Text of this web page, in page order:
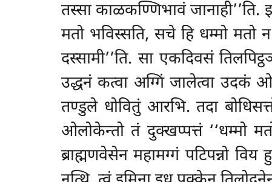
तस्सा काळकण्णिभावं जानाही’’ति.
मतो भविस्सति, सचे हि धम्मो मतो
दस्सामी’’ति. सा एकदिवसं
उद्धनं कत्वा अग्गिं जालेत्वा उदकं
तण्डुले धोवितुं आरभि. तदा
ओलोकेन्तो तं दुक्खप्पत्तं ‘‘धम्मो
ब्राह्मणवेसेन महामग्गं पटिपन्नो